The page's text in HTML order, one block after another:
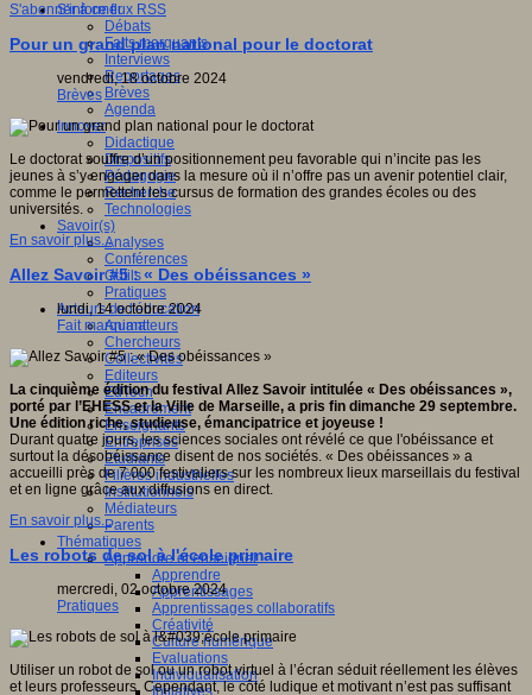
S'informer
Débats
Faits marquants
Interviews
Reportages
Brèves
Agenda
Innover
Didactique
Dispositifs
Pédagogie
Recherche
Technologies
Savoir(s)
Analyses
Conférences
Outils
Pratiques
Acteurs de l'éducation
Animateurs
Chercheurs
Collectivités
Editeurs
EdTech
Encadrement
Enseignants
Entreprises
Etudiants
Filières industrielles
Institutionnels
Médiateurs
Parents
Thématiques
Apprendre et enseigner
Apprendre
Apprentissages
Apprentissages collaboratifs
Créativité
Culture numérique
Evaluations
Individualisation
Initiatives
S'abonner à ce flux RSS
Pour un grand plan national pour le doctorat
vendredi, 18 octobre 2024
Brèves
Le doctorat souffre d’un positionnement peu favorable qui n’incite pas les
jeunes à s’y engager dans la mesure où il n’offre pas un avenir potentiel clair,
comme le permettent les cursus de formation des grandes écoles ou des
universités.
En savoir plus...
Allez Savoir #5 : « Des obéissances »
lundi, 14 octobre 2024
Fait marquant
La cinquième édition du festival Allez Savoir intitulée « Des obéissances »,
porté par l’EHESS et la Ville de Marseille, a pris fin dimanche 29 septembre.
Une édition riche, studieuse, émancipatrice et joyeuse !
Durant quatre jours, les sciences sociales ont révélé ce que l'obéissance et
surtout la désobéissance disent de nos sociétés. « Des obéissances » a
accueilli près de 7 000 festivaliers sur les nombreux lieux marseillais du festival
et en ligne grâce aux diffusions en direct.
En savoir plus...
Les robots de sol à l'école primaire
mercredi, 02 octobre 2024
Pratiques
Utiliser un robot de sol ou un robot virtuel à l’écran séduit réellement les élèves
et leurs professeurs. Cependant, le côté ludique et motivant n’est pas suffisant